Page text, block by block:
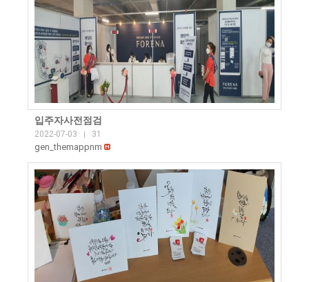
입주자사전점검
2022-07-03 31
gen_themappnm